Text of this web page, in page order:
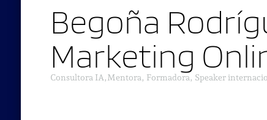
Begoña
Marketing
Consultora IA,Mentora, Formadora, Speaker